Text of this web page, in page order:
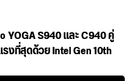
YOGA S940 และ C940 คู่
งที่สุดด้วย Intel Gen 10th